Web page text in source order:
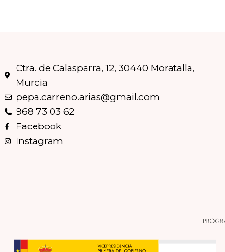
Ctra. de Calasparra, 12, 30440 Moratalla,
Murcia
pepa.carreno.arias@gmail.com
968 73 03 62
Facebook
Instagram